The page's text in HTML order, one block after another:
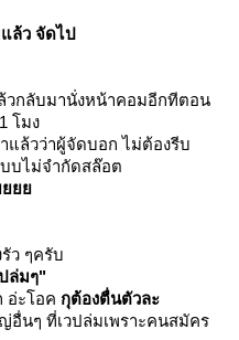
ล้ว จัดไป
กลับมานั่งหน้าคอมอีกทีตอน
โมง
ล้วว่าผู้จัดบอก ไม่ต้องรีบ
บไม่จำกัดสล๊อต
า
ว ๆครับ
ปล่มๆ"
อ่ะโอค กุต้องตื่นตัวละ
อื่นๆ ที่เวปล่มเพราะคนสมัคร